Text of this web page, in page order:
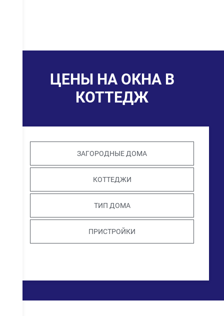
ЦЕНЫ НА ОКНА В
КОТТЕДЖ
ЗАГОРОДНЫЕ ДОМА
КОТТЕДЖИ
ТИП ДОМА
ПРИСТРОЙКИ